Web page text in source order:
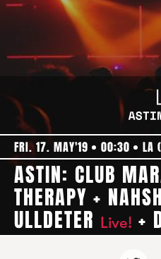
FRI. 17. MAY'19 00:30 LA
ASTIN: CLUB
THERAPY +
ULLDETER Live! +